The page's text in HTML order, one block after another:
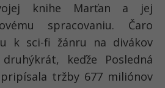
knihe Marťan a jej
spracovaniu. Čaro
k sci-fi žánru na divákov
keďže Posledná
tržby 677 miliónov